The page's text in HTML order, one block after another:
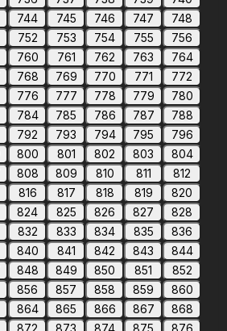
744 745 746 747
748
752 753 754 755
756
760 761 762 763
764
768 769 770 771
772
776 777 778 779
780
784 785 786 787
788
792 793 794 795
796
800 801 802 803
804
808 809 810 811
812
816 817 818 819
820
824 825 826 827
828
832 833 834 835
836
840 841 842 843
844
848 849 850 851
852
856 857 858 859
860
864 865 866 867
868
872 873 874 875
876